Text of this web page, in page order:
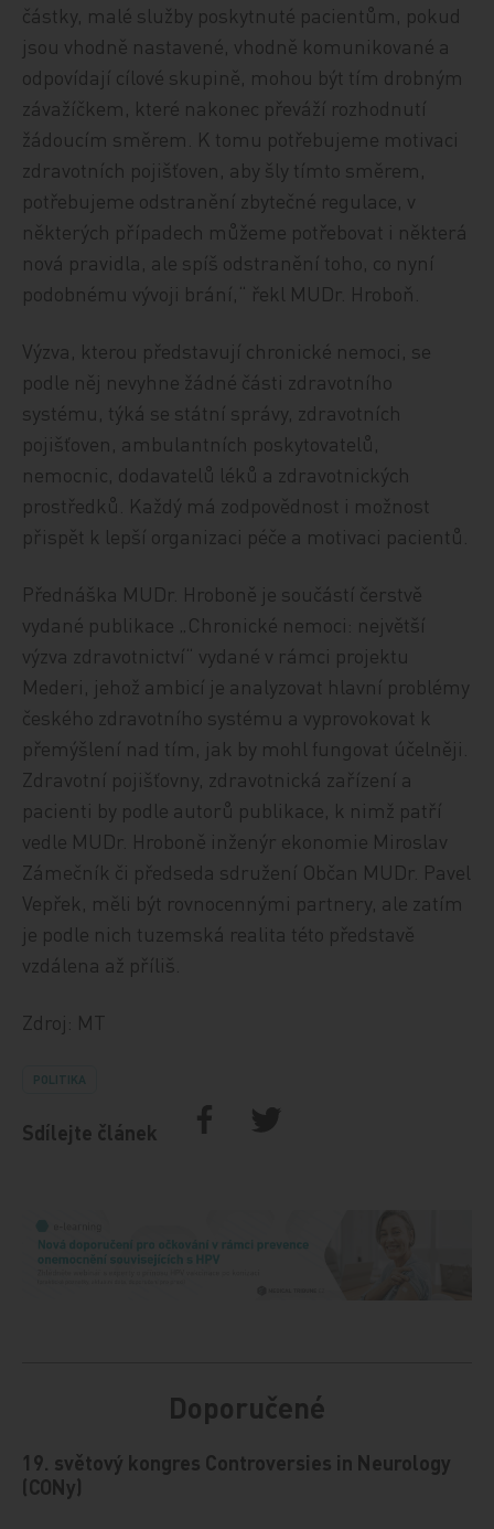
částky, malé služby poskytnuté pacientům, pokud
jsou vhodně nastavené, vhodně komunikované a
odpovídají cílové skupině, mohou být tím drobným
závažíčkem, které nakonec převáží rozhodnutí
žádoucím směrem. K tomu potřebujeme motivaci
zdravotních pojišťoven, aby šly tímto směrem,
potřebujeme odstranění zbytečné regulace, v
některých případech můžeme potřebovat i některá
nová pravidla, ale spíš odstranění toho, co nyní
podobnému vývoji brání,“ řekl MUDr. Hroboň.
Výzva, kterou představují chronické nemoci, se
podle něj nevyhne žádné části zdravotního
systému, týká se státní správy, zdravotních
pojišťoven, ambulantních poskytovatelů,
nemocnic, dodavatelů léků a zdravotnických
prostředků. Každý má zodpovědnost i možnost
přispět k lepší organizaci péče a motivaci pacientů.
Přednáška MUDr. Hroboně je součástí čerstvě
vydané publikace „Chronické nemoci: největší
výzva zdravotnictví“ vydané v rámci projektu
Mederi, jehož ambicí je analyzovat hlavní problémy
českého zdravotního systému a vyprovokovat k
přemýšlení nad tím, jak by mohl fungovat účelněji.
Zdravotní pojišťovny, zdravotnická zařízení a
pacienti by podle autorů publikace, k nimž patří
vedle MUDr. Hroboně inženýr ekonomie Miroslav
Zámečník či předseda sdružení Občan MUDr. Pavel
Vepřek, měli být rovnocennými partnery, ale zatím
je podle nich tuzemská realita této představě
vzdálena až příliš.
Zdroj: MT
POLITIKA
Sdílejte článek
Doporučené
19. světový kongres Controversies in Neurology
(CONy)